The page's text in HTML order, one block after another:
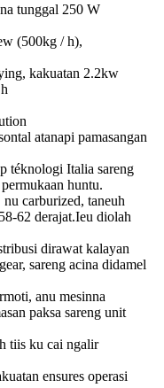
tunggal 250 W
(500kg / h),
kakuatan 2.2kw
atanapi pamasangan
téknologi Italia sareng
huntu.
carburized, taneuh
62 derajat.Ieu diolah
dirawat kalayan
sareng acina didamel
anu mesinna
paksa sareng unit
tiis ku cai ngalir
ensures operasi